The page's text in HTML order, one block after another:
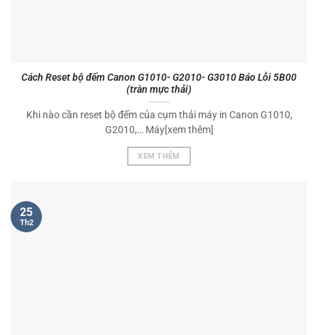
Cách Reset bộ đếm Canon G1010- G2010- G3010 Báo Lỗi 5B00
(tràn mực thải)
Khi nào cần reset bộ đếm của cụm thải máy in Canon G1010,
G2010,… Máy[xem thêm]
XEM THÊM
25
Th2